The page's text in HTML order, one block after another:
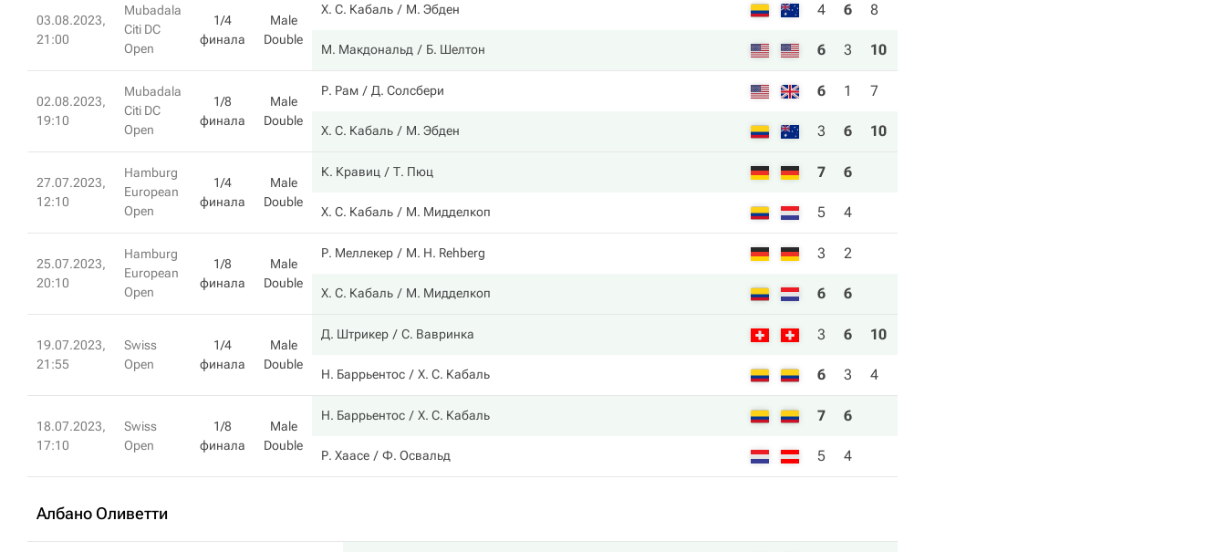
03.08.2023,
21:00
Mubadala
Citi DC
Open
1/4
финала
Male
Double
Х. С. Кабаль М. Эбден 4 6 8
М. Макдональд Б. Шелтон 6 3 10
02.08.2023,
19:10
Mubadala
Citi DC
Open
1/8
финала
Male
Double
Р. Рам Д. Солсбери 6 1 7
Х. С. Кабаль М. Эбден 3 6 10
27.07.2023,
12:10
Hamburg
European
Open
1/4
финала
Male
Double
К. Кравиц Т. Пюц 7 6
Х. С. Кабаль М. Мидделкоп 5 4
25.07.2023,
20:10
Hamburg
European
Open
1/8
финала
Male
Double
Р. Меллекер M. H. Rehberg 3 2
Х. С. Кабаль М. Мидделкоп 6 6
19.07.2023,
21:55
Swiss
Open
1/4
финала
Male
Double
Д. Штрикер С. Вавринка 3 6 10
Н. Баррьентос Х. С. Кабаль 6 3 4
18.07.2023,
17:10
Swiss
Open
1/8
финала
Male
Double
Н. Баррьентос Х. С. Кабаль 7 6
Р. Хаасе Ф. Освальд 5 4
Албано Оливетти